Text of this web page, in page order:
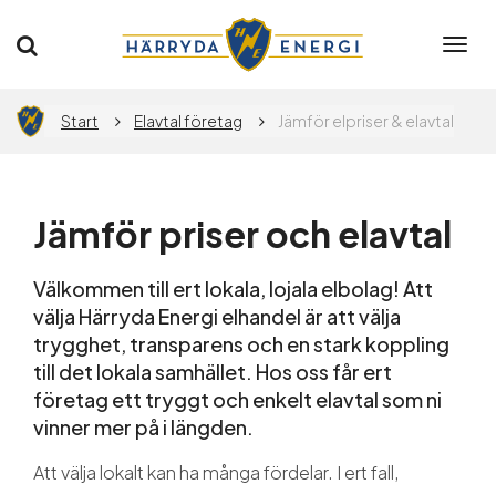
Privat
Elnät
Flytta
App
Start Elavtal företag Jämför elpriser & elavtal
Jämför priser och elavtal
Välkommen till ert lokala, lojala elbolag! Att
välja Härryda Energi elhandel är att välja
trygghet, transparens och en stark koppling
till det lokala samhället. Hos oss får ert
företag ett tryggt och enkelt elavtal som ni
vinner mer på i längden.
Att välja lokalt kan ha många fördelar. I ert fall,